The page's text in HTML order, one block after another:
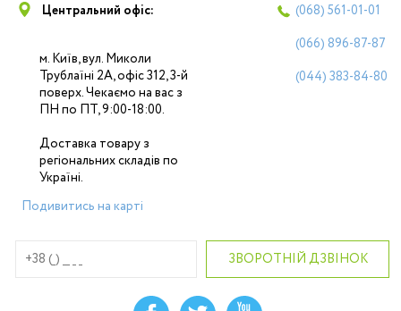
Центральний офіс:
м. Київ, вул. Миколи
Трублаїні 2А, офіс 312, 3-й
поверх. Чекаємо на вас з
ПН по ПТ, 9:00-18:00.
Доставка товару з
регіональних складів по
Україні.
Подивитись на карті
(068) 561-01-01
(066) 896-87-87
(044) 383-84-80